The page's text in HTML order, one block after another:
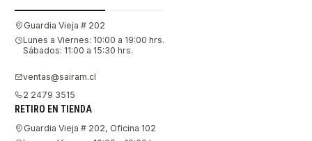
Guardia Vieja # 202
Lunes a Viernes: 10:00 a 19:00 hrs.
Sábados: 11:00 a 15:30 hrs.
ventas@sairam.cl
2 2479 3515
RETIRO EN TIENDA
Guardia Vieja # 202, Oficina 102